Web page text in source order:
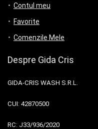
Contul meu
Favorite
Comenzile Mele
Despre Gida Cris
GIDA-CRIS WASH S.R.L.
CUI: 42870500
RC: J33/936/2020